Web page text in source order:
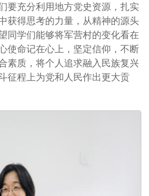
要充分利用地方党史资源，扎实
获得思考的力量，从精神的源头
同学们能够将军营村的变化看在
使命记在心上，坚定信仰，不断
素质，将个人追求融入民族复兴
征程上为党和人民作出更大贡